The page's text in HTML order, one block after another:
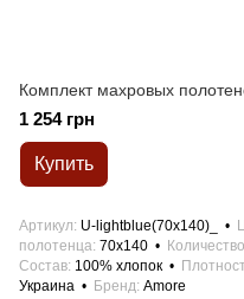
Комплект махровых
1 254 грн
Купить
Артикул U-lightblue(70х140)_
полотенца 70x140
Состав 100% хлопок
Украина
Бренд Amore